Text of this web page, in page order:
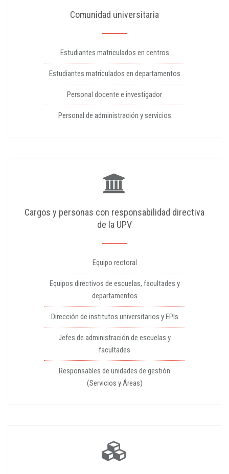
Comunidad universitaria
Estudiantes matriculados en centros
Estudiantes matriculados en departamentos
Personal docente e investigador
Personal de administración y servicios
Cargos y personas con responsabilidad directiva
de la UPV
Equipo rectoral
Equipos directivos de escuelas, facultades y
departamentos
Dirección de institutos universitarios y EPIs
Jefes de administración de escuelas y
facultades
Responsables de unidades de gestión
(Servicios y Áreas)